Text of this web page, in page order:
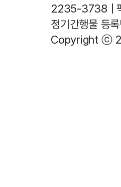
2235-3738 |
정기간행물 등
Copyright ⓒ